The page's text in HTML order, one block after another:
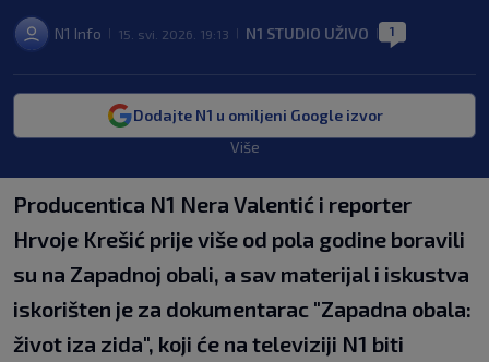
N1 Info 15. svi. 2026. 19:13 N1 STUDIO UŽIVO 1
Dodajte N1 u omiljeni Google izvor
Više
Producentica N1 Nera Valentić i reporter
Hrvoje Krešić prije više od pola godine boravili
su na Zapadnoj obali, a sav materijal i iskustva
iskorišten je za dokumentarac "Zapadna obala:
život iza zida", koji će na televiziji N1 biti